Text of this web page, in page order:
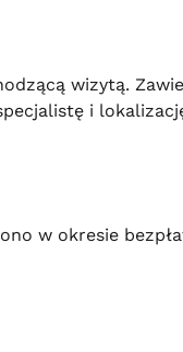
wizytą.
i
w okresie